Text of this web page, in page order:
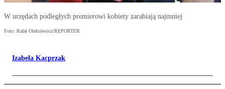
W urzędach podległych premierowi kobiety zarabiają najmniej
Foto: Rafał Oleksiewicz/REPORTER
Izabela Kacprzak